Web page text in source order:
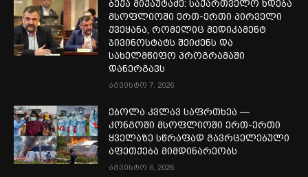
ბექა მიქაუტაძე: საქართველო ხდება
მსოფლიოში ერთ-ერთი პირველი
ქვეყანა, რომელიც მედიკამენტ
ჯივინოსტატს შეიძენს და
სახელმწიფო პროგრამაში
დანერგავს
აგვისტო 7, 2026
ებოლა კვლავ საფრთხეა —
კონგოში მსოფლიოში ერთ-ერთი
ყველაზე სწრაფად გავრცელებული
აფეთქება მიმდინარეობს
აგვისტო 6, 2026